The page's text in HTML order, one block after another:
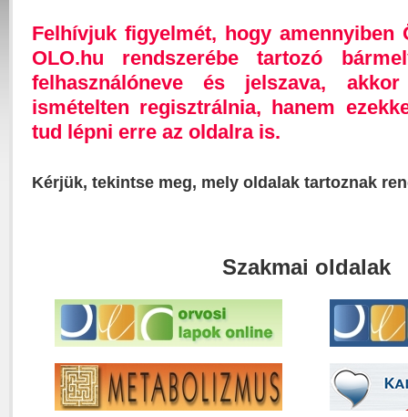
Felhívjuk figyelmét, hogy amennyiben
OLO.hu rendszerébe tartozó
felhasználóneve és jelszava,
ismételten regisztrálnia, hanem
tud lépni erre az oldalra is.
Kérjük, tekintse meg, mely oldalak tartoznak
Szakmai oldalak